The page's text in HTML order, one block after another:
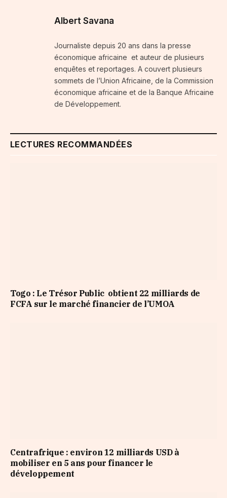
Albert Savana
Journaliste depuis 20 ans dans la presse
économique africaine et auteur de plusieurs
enquêtes et reportages. A couvert plusieurs
sommets de l’Union Africaine, de la Commission
économique africaine et de la Banque Africaine
de Développement.
LECTURES RECOMMANDÉES
Togo : Le Trésor Public obtient 22 milliards de
FCFA sur le marché financier de l’UMOA
Centrafrique : environ 12 milliards USD à
mobiliser en 5 ans pour financer le
développement